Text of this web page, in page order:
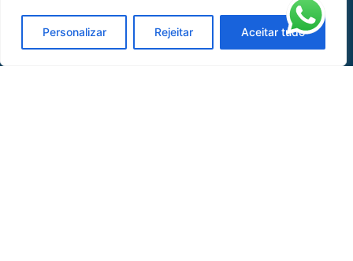
Personalizar Rejeitar Aceitar tudo
Oficina de Mangueiras